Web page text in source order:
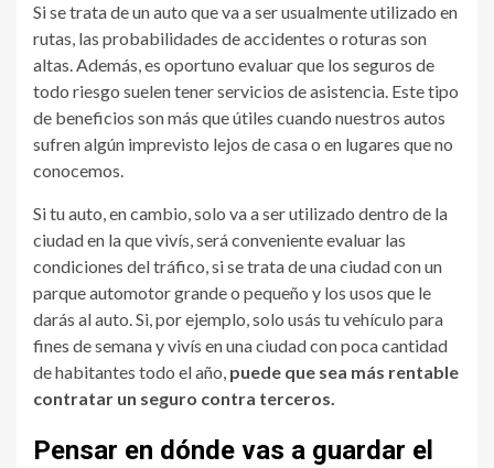
Si se trata de un auto que va a ser usualmente utilizado en
rutas, las probabilidades de accidentes o roturas son
altas. Además, es oportuno evaluar que los seguros de
todo riesgo suelen tener servicios de asistencia. Este tipo
de beneficios son más que útiles cuando nuestros autos
sufren algún imprevisto lejos de casa o en lugares que no
conocemos.
Si tu auto, en cambio, solo va a ser utilizado dentro de la
ciudad en la que vivís, será conveniente evaluar las
condiciones del tráfico, si se trata de una ciudad con un
parque automotor grande o pequeño y los usos que le
darás al auto. Si, por ejemplo, solo usás tu vehículo para
fines de semana y vivís en una ciudad con poca cantidad
de habitantes todo el año, puede que sea más rentable
contratar un seguro contra terceros.
Pensar en dónde vas a guardar el